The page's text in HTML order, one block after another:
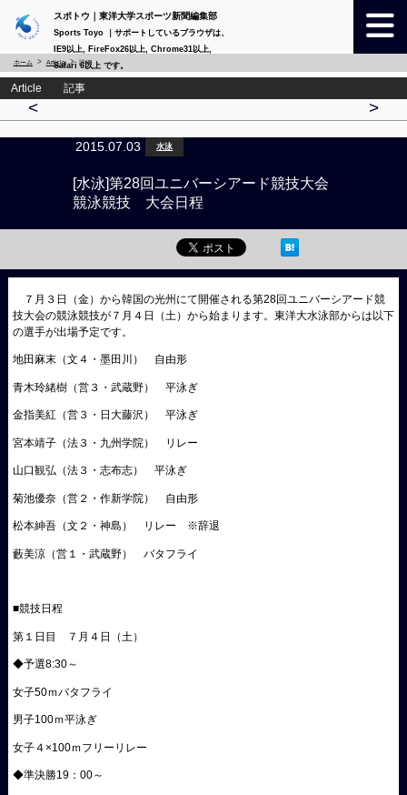
スポトウ｜東洋大学スポーツ新聞編集部
Sports Toyo ｜サポートしているブラウザは、
IE9以上, FireFox26以上, Chrome31以上,
Safari 6以上 です。
ホーム Article 詳細
Article 記事
< >
2015.07.03 水泳
[水泳]第28回ユニバーシアード競技大会
競泳競技 大会日程
７月３日（金）から韓国の光州にて開催される第28回ユニバーシアード競
技大会の競泳競技が７月４日（土）から始まります。東洋大水泳部からは以下
の選手が出場予定です。
地田麻末（文４・墨田川） 自由形
青木玲緒樹（営３・武蔵野） 平泳ぎ
金指美紅（営３・日大藤沢） 平泳ぎ
宮本靖子（法３・九州学院） リレー
山口観弘（法３・志布志） 平泳ぎ
菊池優奈（営２・作新学院） 自由形
松本紳吾（文２・神島） リレー ※辞退
藪美涼（営１・武蔵野） バタフライ
■競技日程
第１日目 ７月４日（土）
◆予選8:30～
女子50ｍバタフライ
男子100ｍ平泳ぎ
女子４×100ｍフリーリレー
◆準決勝19：00～